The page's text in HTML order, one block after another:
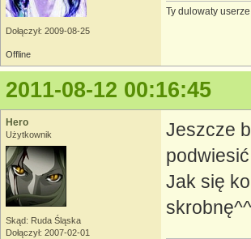
Dołączył: 2009-08-25
Ty dulowaty
Offline
2011-08-12 00:16:45
Hero
Użytkownik
Skąd: Ruda Śląska
Dołączył: 2007-02-01
Jeszcze
Jak się
skrobnę^^